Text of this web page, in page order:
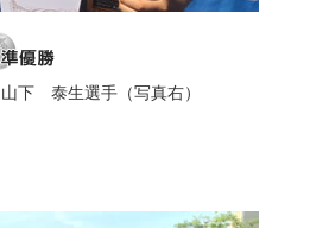
山下 泰生選手（写真右）